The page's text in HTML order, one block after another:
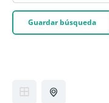
Guardar búsqueda